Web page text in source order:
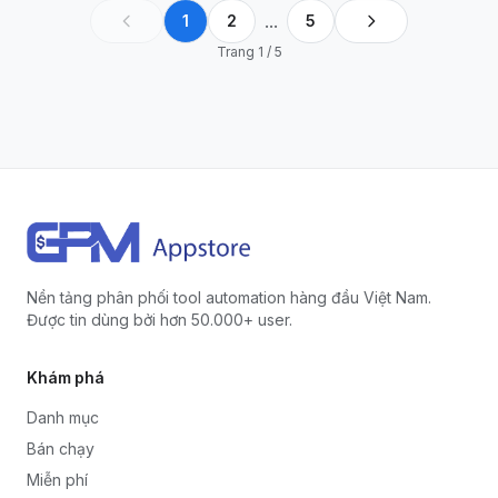
Ref, Làm
nhiệm Vụ, Tự
động Login,
1 2 ... 5
Trang 1 / 5
Nền tảng phân phối tool automation hàng đầu Việt Nam.
Được tin dùng bởi hơn 50.000+ user.
Khám phá
Danh mục
Bán chạy
Miễn phí